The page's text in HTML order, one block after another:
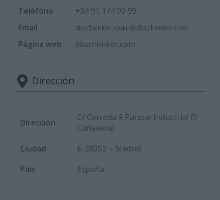
Teléfono
+34 91 174 99 99
Email
dbschenker.spain@dbschenker.com
Página web dbschenker.com
Dirección
Dirección
C/ Cerceda 9 Parque Industrial El
Cañaveral
Ciudad
E-28052 – Madrid
País
España